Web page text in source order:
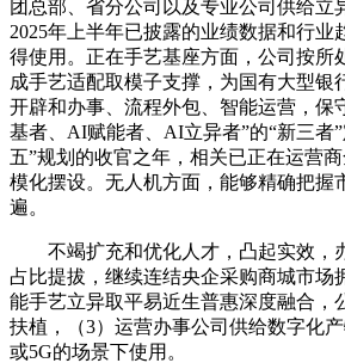
团总部、省分公司以及专业公司供给立
2025年上半年已披露的业绩数据和行业
得使用。正在手艺基座方面，公司按所
成手艺适配取模子支撑，为国有大型银
开辟和办事、流程外包、智能运营，保
基者、AI赋能者、AI立异者”的“新三者
五”规划的收官之年，相关已正在运营
模化摆设。无人机方面，能够精确把握
遍。
不竭扩充和优化人才，凸起实效，
占比提拔，继续连结央企采购商城市场
能手艺立异取平易近生普惠深度融合，
扶植，（3）运营办事公司供给数字化
或5G的场景下使用。